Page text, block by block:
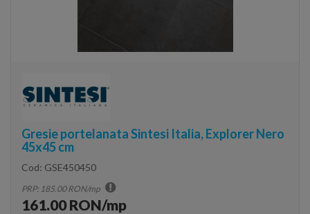
Gresie portelanata Sintesi Italia, Explorer Nero
45x45 cm
Cod: GSE450450
PRP: 185.00 RON/mp
161.00 RON/mp